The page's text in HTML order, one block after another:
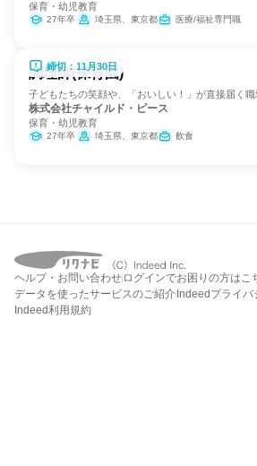
保育・幼児教育
27年卒 埼玉県、東京都 医療/福祉専門職
締切：11月30日
調理師(保育園)
子どもたちの笑顔や、「おいしい！」が直接届く職
株式会社チャイルド・ピース
保育・幼児教育
27年卒 埼玉県、東京都 飲食
ヘルプ・お問い合わせ ログインでお困りの方はこ
データを使ったサービスのご紹介 Indeedプライバ
Indeed利用規約